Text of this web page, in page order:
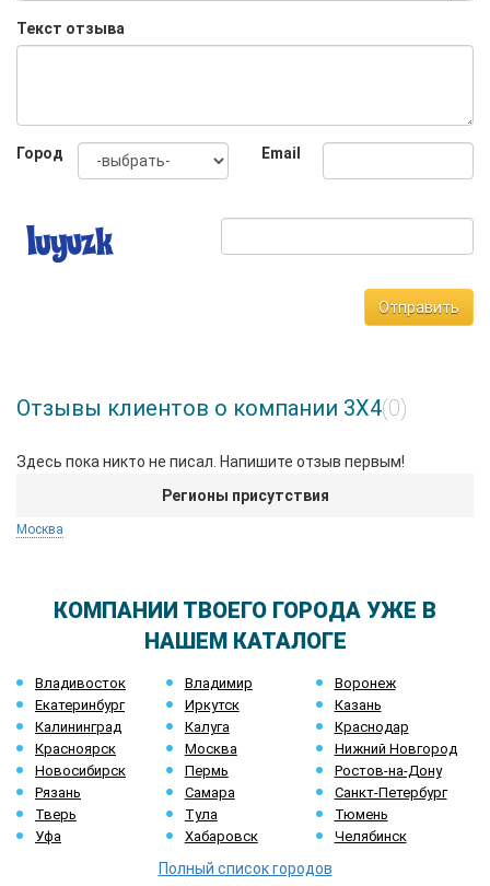
Текст отзыва
Город Email
Отправить
Отзывы клиентов о компании 3Х4(0)
Здесь пока никто не писал. Напишите отзыв первым!
Регионы присутствия
Москва
КОМПАНИИ ТВОЕГО ГОРОДА УЖЕ В
НАШЕМ КАТАЛОГЕ
Владивосток Владимир
Воронеж
Екатеринбург
Иркутск
Казань
Калининград
Калуга
Краснодар
Красноярск
Москва
Нижний Новгород
Новосибирск
Пермь
Ростов-на-Дону
Рязань
Самара
Санкт-Петербург
Тверь
Тула
Тюмень
Уфа
Хабаровск Челябинск
Полный список городов